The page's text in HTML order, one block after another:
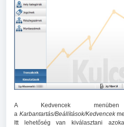
A Kedvencek
a Karbantartás/Beállítások/Kedvencek
Itt lehetőség van kiválasztani